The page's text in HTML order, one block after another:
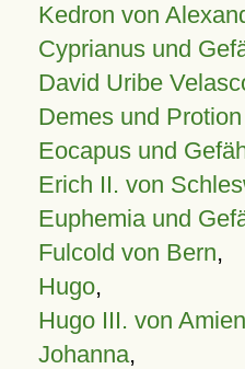
Kedron von
Cyprianus und
David Uribe
Demes und
Eocapus und
Erich II. von
Euphemia und
Fulcold von Bern,
Hugo,
Hugo III. von
Johanna,